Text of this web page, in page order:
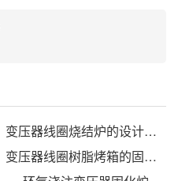
变压器线圈烧结炉的设计方法
变压器线圈树脂烤箱的固化时间与温度的影响